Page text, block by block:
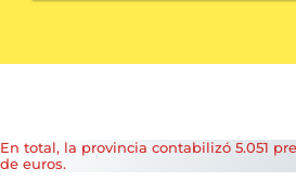
En total, la provincia contabilizó 5.051
de euros.